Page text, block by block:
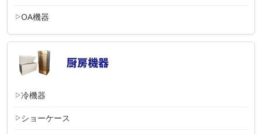
OA機器
冷機器
ショーケース